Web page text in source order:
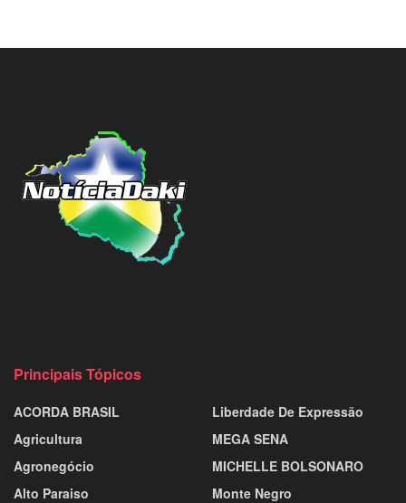
Principais Tópicos
ACORDA BRASIL
Agricultura
Agronegócio
Alto Paraiso
Liberdade De Expressão
MEGA SENA
MICHELLE BOLSONARO
Monte Negro